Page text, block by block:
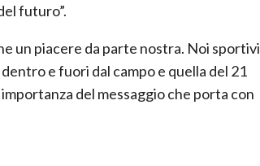
futuro”.
un piacere da parte nostra. Noi sportivi
e fuori dal campo e quella del 21
del messaggio che porta con